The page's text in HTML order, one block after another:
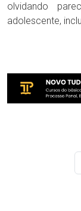
olvidando
adolescente,